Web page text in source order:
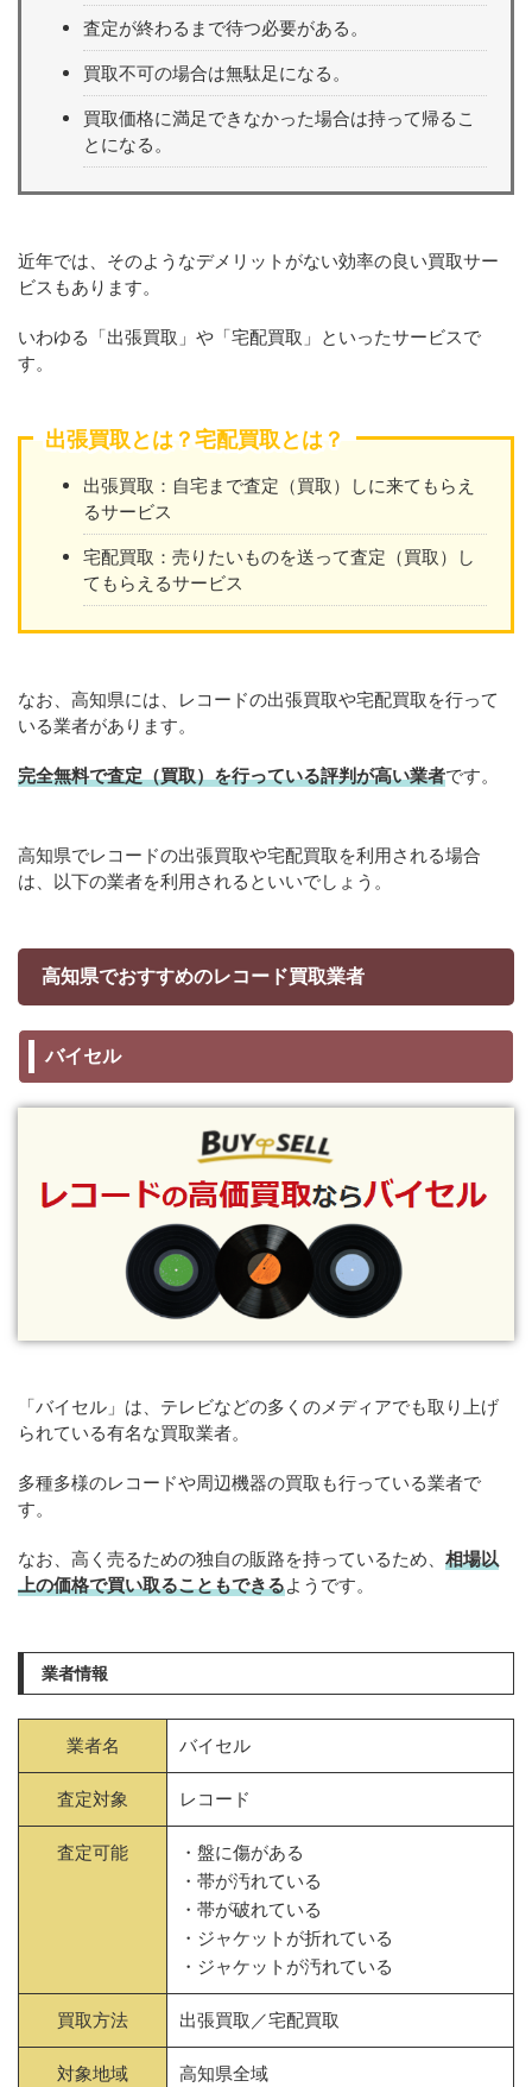
査定が終わるまで待つ必要がある。
買取不可の場合は無駄足になる。
買取価格に満足できなかった場合は持って帰るこ
とになる。
近年では、そのようなデメリットがない効率の良い買取サー
ビスもあります。
いわゆる「出張買取」や「宅配買取」といったサービスで
す。
出張買取とは？宅配買取とは？
出張買取：自宅まで査定（買取）しに来てもらえ
るサービス
宅配買取：売りたいものを送って査定（買取）し
てもらえるサービス
なお、高知県には、レコードの出張買取や宅配買取を行って
いる業者があります。
完全無料で査定（買取）を行っている評判が高い業者です。
高知県でレコードの出張買取や宅配買取を利用される場合
は、以下の業者を利用されるといいでしょう。
高知県でおすすめのレコード買取業者
バイセル
「バイセル」は、テレビなどの多くのメディアでも取り上げ
られている有名な買取業者。
多種多様のレコードや周辺機器の買取も行っている業者で
す。
なお、高く売るための独自の販路を持っているため、 相場以
上の価格で買い取ることもできるようです。
業者情報
業者名 バイセル
査定対象 レコード
査定可能
・盤に傷がある
・帯が汚れている
・帯が破れている
・ジャケットが折れている
・ジャケットが汚れている
買取方法 出張買取／宅配買取
対象地域 高知県全域